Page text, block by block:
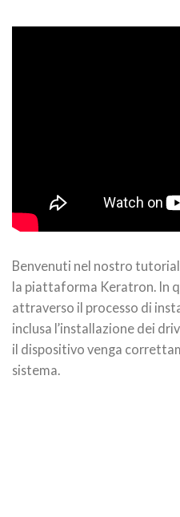
Benvenuti nel nostro
la piattaforma Keratron. In
attraverso il processo di
inclusa l’installazione dei
il dispositivo venga
sistema.